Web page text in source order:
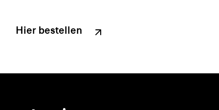
Hier bestellen